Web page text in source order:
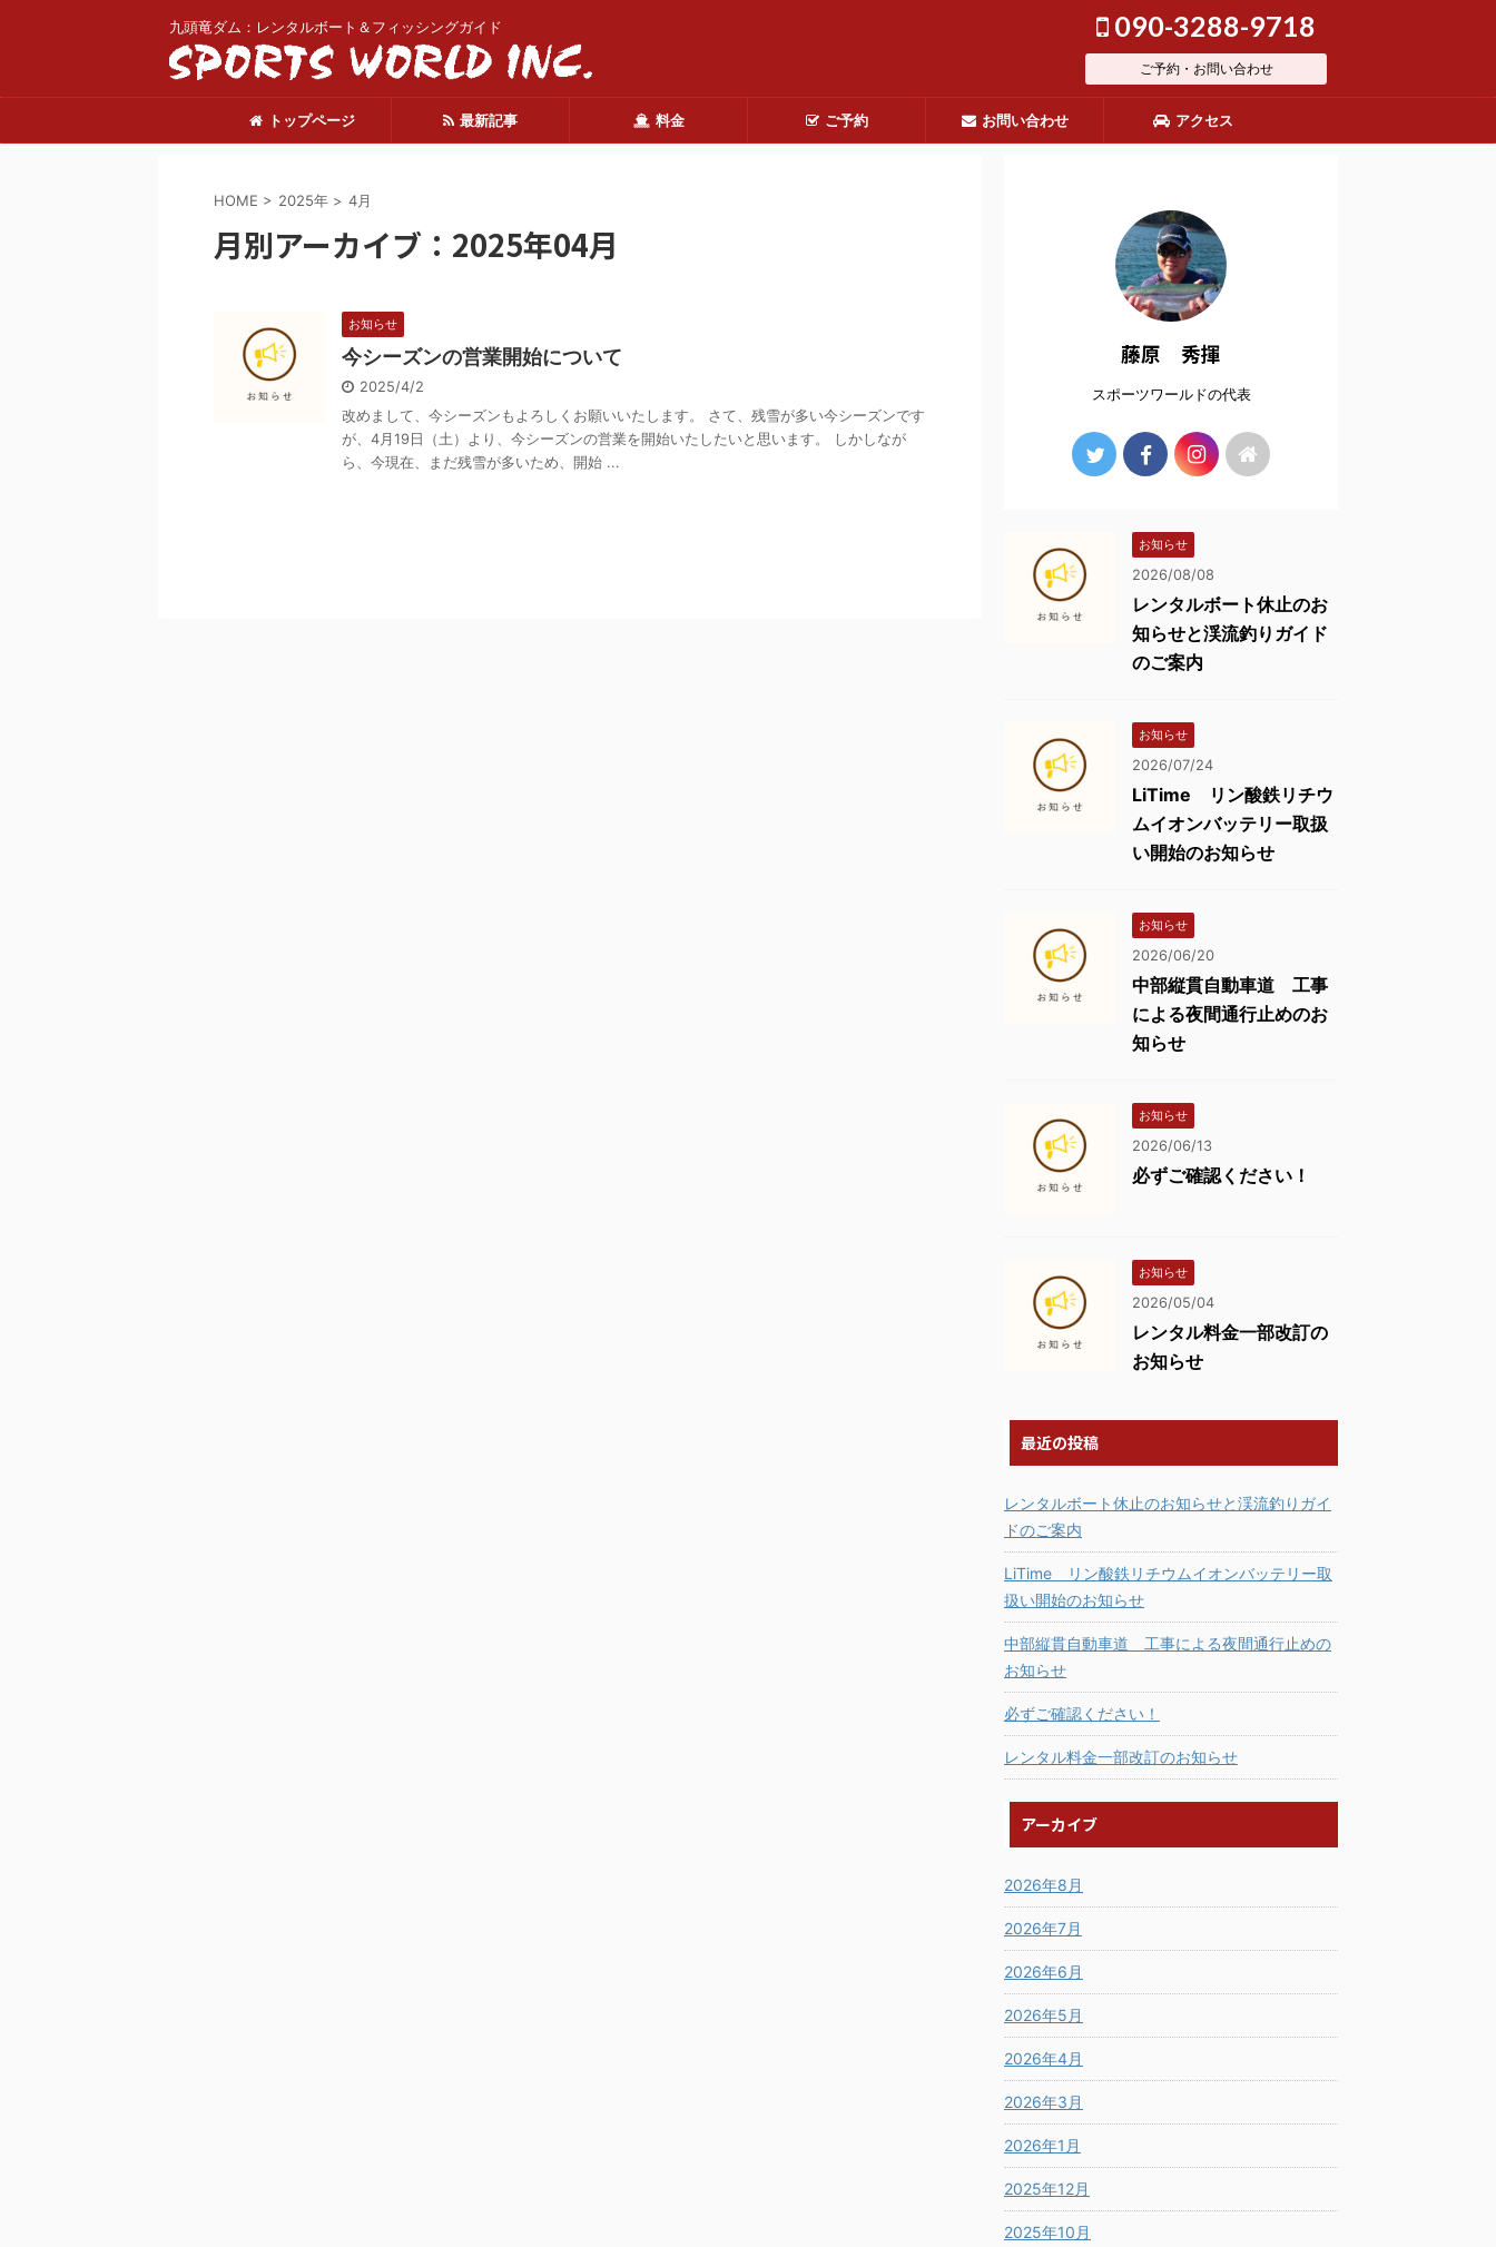
九頭竜ダム：レンタルボート＆フィッシングガイド 090-3288-9718
ご予約・お問い合わせ
トップページ 最新記事 料金 ご予約 お問い合わせ アクセス
HOME > 2025年 > 4月
月別アーカイブ：2025年04月
お知らせ
今シーズンの営業開始について
2025/4/2
改めまして、今シーズンもよろしくお願いいたします。 さて、残雪が多い今シーズンです
が、4月19日（土）より、今シーズンの営業を開始いたしたいと思います。 しかしなが
ら、今現在、まだ残雪が多いため、開始 ...
藤原 秀揮
スポーツワールドの代表
お知らせ
2026/08/08
レンタルボート休止のお
知らせと渓流釣りガイド
のご案内
お知らせ
2026/07/24
LiTime リン酸鉄リチウ
ムイオンバッテリー取扱
い開始のお知らせ
お知らせ
2026/06/20
中部縦貫自動車道 工事
による夜間通行止めのお
知らせ
お知らせ
2026/06/13
必ずご確認ください！
お知らせ
2026/05/04
レンタル料金一部改訂の
お知らせ
最近の投稿
レンタルボート休止のお知らせと渓流釣りガイ
ドのご案内
LiTime リン酸鉄リチウムイオンバッテリー取
扱い開始のお知らせ
中部縦貫自動車道 工事による夜間通行止めの
お知らせ
必ずご確認ください！
レンタル料金一部改訂のお知らせ
アーカイブ
2026年8月
2026年7月
2026年6月
2026年5月
2026年4月
2026年3月
2026年1月
2025年12月
2025年10月